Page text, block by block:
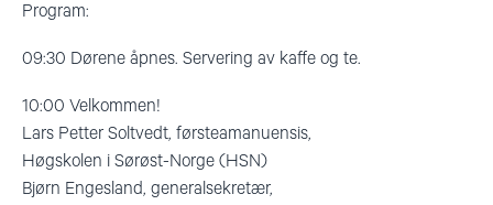
Program:
09:30 Dørene åpnes. Servering av kaffe og te.
10:00 Velkommen!
Lars Petter Soltvedt, førsteamanuensis,
Høgskolen i Sørøst-Norge (HSN)
Bjørn Engesland, generalsekretær,